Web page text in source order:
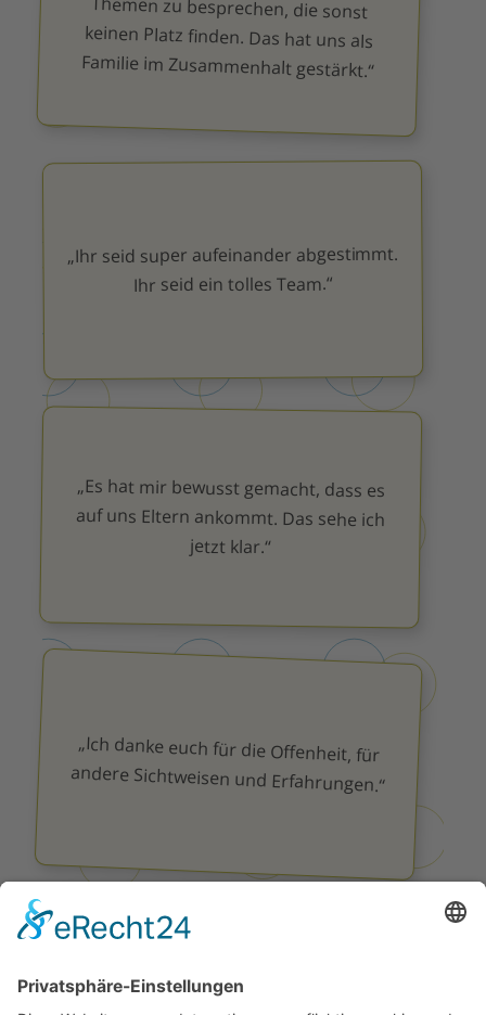
Familie im Zusammenhalt gestärkt.“
„Ihr seid super aufeinander abgestimmt.
Ihr seid ein tolles Team.“
„Es hat mir bewusst gemacht, dass es
auf uns Eltern ankommt. Das sehe ich
jetzt klar.“
„Ich danke euch für die Offenheit, für
andere Sichtweisen und Erfahrungen.“
„Es war eine wundervolle und sehr